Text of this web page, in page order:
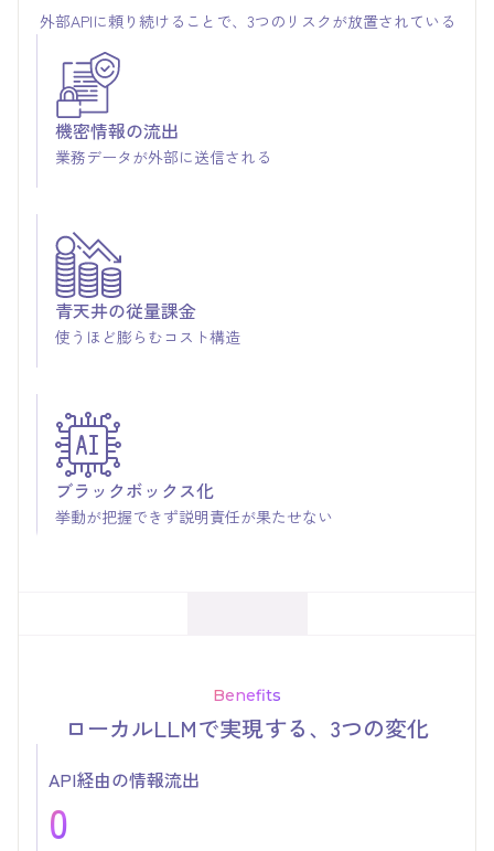
外部APIに頼り続けることで、3つのリスクが放置されている
機密情報の流出
業務データが外部に送信される
青天井の従量課金
使うほど膨らむコスト構造
ブラックボックス化
挙動が把握できず説明責任が果たせない
Benefits
ローカルLLMで実現する、3つの変化
API経由の情報流出
0